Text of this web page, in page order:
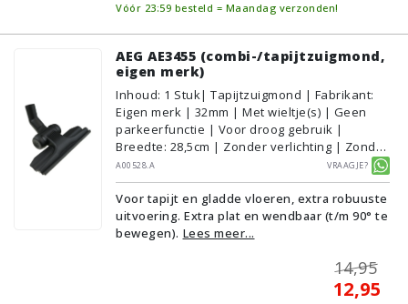
Vóór 23:59 besteld = Maandag verzonden!
AEG AE3455 (combi-/tapijtzuigmond,
eigen merk)
Inhoud: 1 Stuk| Tapijtzuigmond | Fabrikant:
Eigen merk | 32mm | Met wieltje(s) | Geen
parkeerfunctie | Voor droog gebruik |
Breedte: 28,5cm | Zonder verlichting | Zonder
kliksysteem | Zwart | Alternatief | Geschikt
voor vloertype: Plavuizen/Tegels,
Parket/Laminaat, PVC/Vinyl,
Tapijt/Vloerbedekking
A00528.A Vraagje?
Voor tapijt en gladde vloeren, extra robuuste
uitvoering. Extra plat en wendbaar (t/m 90° te
bewegen). Lees meer...
14,95
12,95